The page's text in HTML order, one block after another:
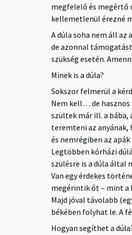
megfelelő és megértő
kellemetlenül érezné
A dúla soha nem áll az
de azonnal
szükség esetén.
Minek is a dúla?
Sokszor felmerül a
Nem kell… de
szültek már ill. a bába,
teremteni az anyának,
és nemrégiben az
Legtöbben kórházi
szülésre is a dúla
Van egy érdekes
megérintik őt – mint a
Majd jóval távolabb
békében folyhat le. A
Hogyan segíthet a